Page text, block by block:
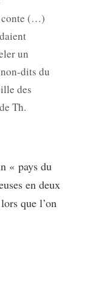
conte (…)
un
dits du
des
Th.
« pays du
en deux
que l’on